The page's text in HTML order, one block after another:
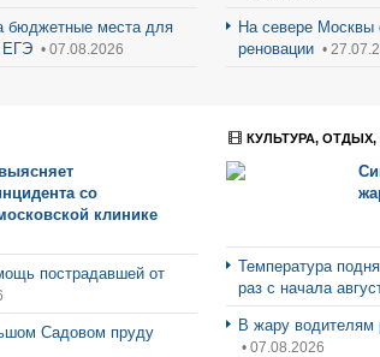
бюджетные места для
ЕГЭ • 07.08.2026
На севере Москвы
реновации •
со
клинике
пострадавшей от
Садовом пруду
КУЛЬТУРА,
Температура
раз с начала
В жару водителям
• 07.08.2026